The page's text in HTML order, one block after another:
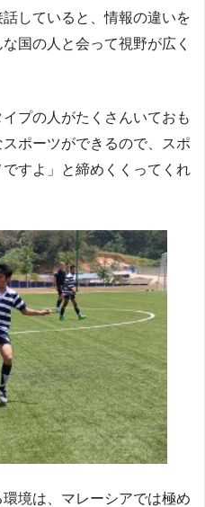
していると、情報の違いを
国の人と会って視野が広く
プの人がたくさんいておも
ポーツができるので、スポ
すよ」と締めくくってくれ
境は、マレーシアでは極め